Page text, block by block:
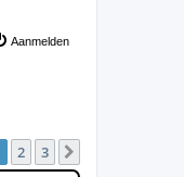
Aanmelden
2 3